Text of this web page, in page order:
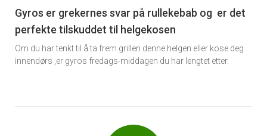
6
Gyros er grekernes svar på rullekebab og er det
perfekte tilskuddet til helgekosen
Om du har tenkt til å ta frem grillen denne helgen eller kose deg
innendørs ,er gyros fredags-middagen du har lengtet etter.